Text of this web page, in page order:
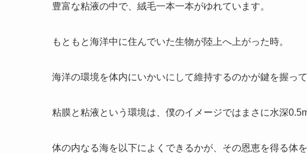
豊富な粘液の中で、絨毛一本一本がゆれています。
もともと海洋中に住んでいた生物が陸上へ上がった時。
海洋の環境を体内にいかいにして維持するのかが鍵を握って
粘膜と粘液という環境は、僕のイメージではまさに水深
体の内なる海を以下によくできるかが、その恩恵を得る体